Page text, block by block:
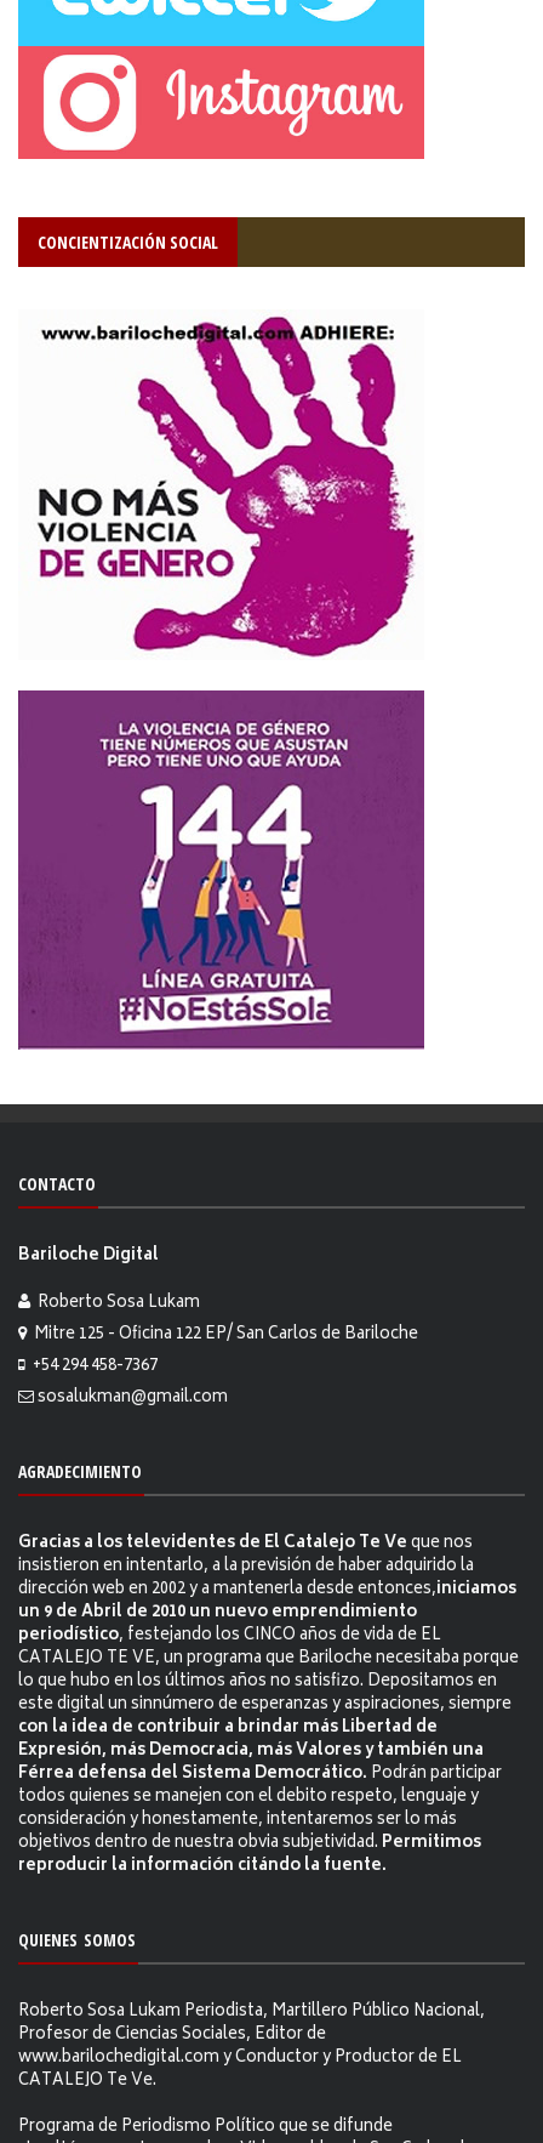
CONCIENTIZACIÓN SOCIAL
CONTACTO
Bariloche Digital
Roberto Sosa Lukam
Mitre 125 - Oficina 122 EP/ San Carlos de Bariloche
+54 294 458-7367
sosalukman@gmail.com
AGRADECIMIENTO
Gracias a los televidentes de El Catalejo Te Veque nos
insistieron en intentarlo, a la previsión de haber adquirido la
dirección web en 2002 y a mantenerla desde entonces,iniciamos
un 9 de Abril de 2010 un nuevo emprendimiento
periodístico, festejando los CINCO años de vida de EL
CATALEJO TE VE, un programa que Bariloche necesitaba porque
lo que hubo en los últimos años no satisfizo. Depositamos en
este digital un sinnúmero de esperanzas y aspiraciones, siempre
con la idea de contribuir a brindar más Libertad de
Expresión, más Democracia, más Valores y también una
Férrea defensa del Sistema Democrático. Podrán participar
todos quienes se manejen con el debito respeto, lenguaje y
consideración y honestamente, intentaremos ser lo más
objetivos dentro de nuestra obvia subjetividad. Permitimos
reproducir la información citándo la fuente.
QUIENES SOMOS
Roberto Sosa Lukam Periodista, Martillero Público Nacional,
Profesor de Ciencias Sociales, Editor de
www.barilochedigital.com y Conductor y Productor de EL
CATALEJO Te Ve.
Programa de Periodismo Político que se difunde